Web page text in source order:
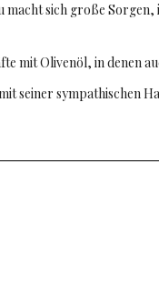
sich große
mit Olivenöl, in denen
seiner sympathischen